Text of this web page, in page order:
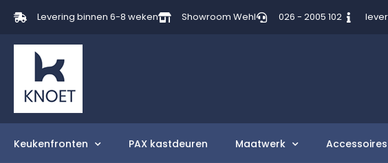
Levering binnen 6-8 weken Showroom Wehl 026 - 2005 102
Keukenfronten PAX kastdeuren Maatwerk Accessoires